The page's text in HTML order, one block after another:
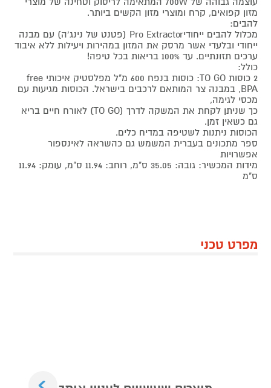
מזון קפואים, קרח ומוצרי מזון הקשים ביותר.
להבים:
מכלול להבים ייחודיPro Extractor (פטנט של נינג'ה) עם מבנה
ייחודי ובלעדי אשר מרסק את המזון במהירות ויעילות ללא איבוד
ערכים תזונתיים. עד 100% בריאות בכל טיפה!
כולל:
2 כוסות TO GO: כוסות בנפח 600 מ"ל מפלסטיק איכותי free
BPA, במבנה צר המותאם לרכבים בישראל. הכוסות מגיעות עם
מכסי לגימה,
כך שניתן לקחת את המשקה לדרך (TO GO) לאורח חיים בריא
גם כשאין זמן.
הכוסות ניתנות לשטיפה במדיח כלים.
ספר מתכונים בעברית המשמש גם כהשראה לאינספור
אפשרויות
מידות המכשיר: גובה: 35.05 ס"מ, רוחב: 11.94 ס"מ, עומק: 11.94
ס"מ
מפרט טכני